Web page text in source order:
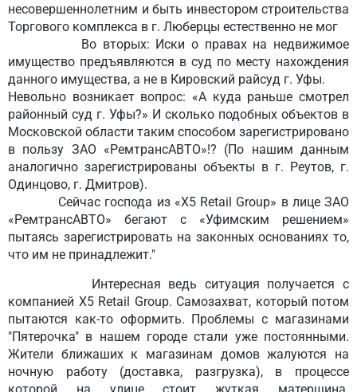
несовершеннолетним и быть инвестором строительства
Торгового комплекса в г. Люберцы естественно не мог
Во вторых: Иски о правах на недвижимое
имущество предъявляются в суд по месту нахождения
данного имущества, а не в Кировский райсуд г. Уфы.
Невольно возникает вопрос: «А куда раньше смотрел
районный суд г. Уфы?» И сколько подобных объектов в
Московской области таким способом зарегистрировано
в пользу ЗАО «РемтрансАВТО»!? (По нашим данным
аналогично зарегистрированы объекты в г. Реутов, г.
Одинцово, г. Дмитров).
Сейчас господа из «Х5 Retail Group» в лице ЗАО
«РемтрансАВТО» бегают с «Уфимским решением»
пытаясь зарегистрировать на законных основаниях то,
что им не принадлежит."
Интересная ведь ситуация получается с
компанией X5 Retail Group. Самозахват, который потом
пытаются как-то оформить. Проблемы с магазинами
"Пятерочка" в нашем городе стали уже постоянными.
Жители ближаших к магазинам домов жалуются на
ночную работу (доставка, разгрузка), в процессе